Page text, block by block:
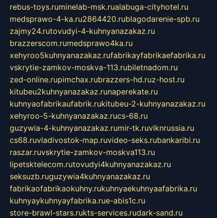
rebus-toys.ruminelab-msk.rualabuga-cityhotel.ru
medsprawo-4-ka.ru2864420.rublagodarenie-spb.ru
zajmy24.rutovudyi-4-kuhnyanazakaz.ru
brazzerscom.rumedsprawo4ka.ru
xehyroo5kuhnyanazakaz.rufabrikayfabrikaefabrika.ru
vskrytie-zamkov-moskva-113.rubiletnadom.ru
zed-online.rupimchax.rubrazzers-hd.ruz-host.ru
kitubeu2kuhnyanazakaz.runaperekate.ru
kuhnyaofabrikaufabrik.rukitubeu-2-kuhnyanazakaz.ru
xehyroo-5-kuhnyanazakaz.rucs-68.ru
guzywia-4-kuhnyanazakaz.rumir-tk.ruvlknrussia.ru
cs68.ruvladivostok-map.ruvideo-seks.rubankaribi.ru
raszar.ruvskrytie-zamkov-moskva113.ru
lipetsktelecom.rutovudyi4kuhnyanazakaz.ru
seksuzb.ruguzywia4kuhnyanazakaz.ru
fabrikaofabrikaokuhny.rukuhnyaekuhnyaafabrika.ru
kuhnyaykuhnyayfabrika.rue-abis1c.ru
store-brawl-stars.rukts-services.rudark-sand.ru